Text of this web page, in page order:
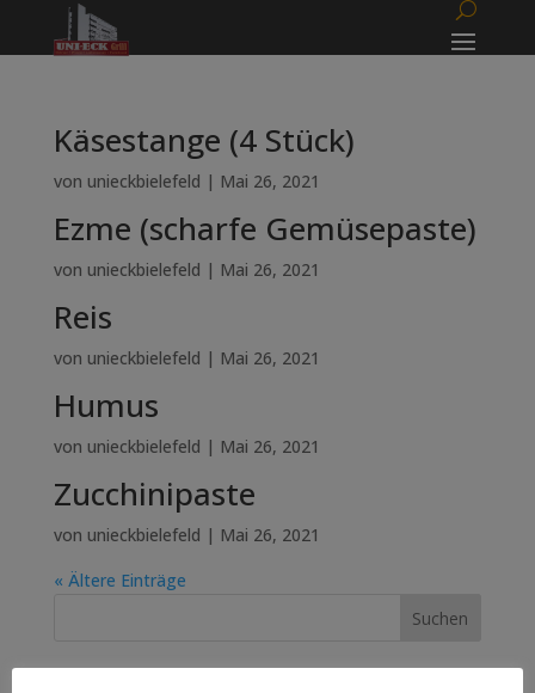
Käsestange (4 Stück)
von unieckbielefeld | Mai 26, 2021
Ezme (scharfe Gemüsepaste)
von unieckbielefeld | Mai 26, 2021
Reis
von unieckbielefeld | Mai 26, 2021
Humus
von unieckbielefeld | Mai 26, 2021
Zucchinipaste
von unieckbielefeld | Mai 26, 2021
« Ältere Einträge